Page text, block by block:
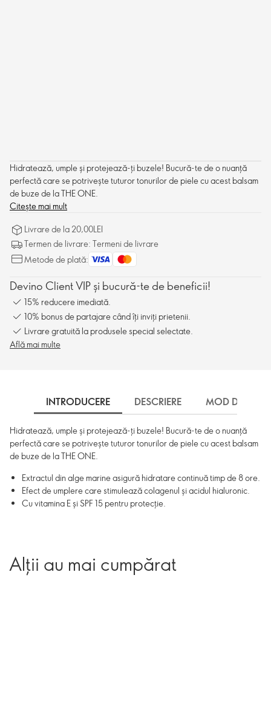
Hidratează, umple și protejează-ți buzele! Bucură-te de o nuanță
perfectă care se potrivește tuturor tonurilor de piele cu acest balsam
de buze de la THE ONE.
Citește mai mult
Livrare de la 20,00LEI
Termen de livrare: Termeni de livrare
Metode de plată:
Devino Client VIP și bucură-te de beneficii!
15% reducere imediată.
10% bonus de partajare când îți inviți prietenii.
Livrare gratuită la produsele special selectate.
Află mai multe
INTRODUCERE DESCRIERE MOD DE
Hidratează, umple și protejează-ți buzele! Bucură-te de o nuanță
perfectă care se potrivește tuturor tonurilor de piele cu acest balsam
de buze de la THE ONE.
Extractul din alge marine asigură hidratare continuă timp de 8 ore.
Efect de umplere care stimulează colagenul și acidul hialuronic.
Cu vitamina E și SPF 15 pentru protecție.
Alții au mai cumpărat